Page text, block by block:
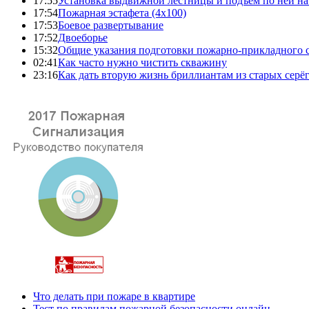
17:54Пожарная эстафета (4x100)
17:53Боевое развертывание
17:52Двоеборье
15:32Общие указания подготовки пожарно-прикладного
02:41Как часто нужно чистить скважину
23:16Как дать вторую жизнь бриллиантам из старых серёг
Что делать при пожаре в квартире